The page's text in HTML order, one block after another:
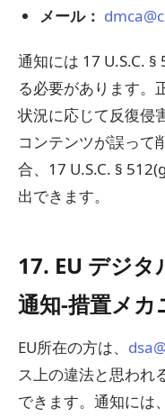
メール：
通知には 17 U.S.C.
る必要があります。
状況に応じて反復侵
コンテンツが誤って
合、17 U.S.C. §
出できます。
17. EU デジタ
通知-措置メカ
EU所在の方は、
ス上の違法と思われ
できます。通知には